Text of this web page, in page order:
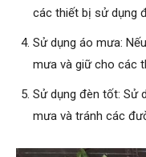
các thiết bị sử dụng
Sử dụng áo mưa:
mưa và giữ cho các
Sử dụng đèn tốt: Sử
mưa và tránh các